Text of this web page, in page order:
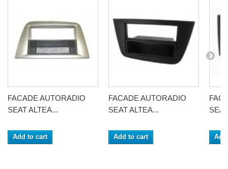
FACADE AUTORADIO
SEAT ALTEA...
Add to cart
FACADE AUTORADIO
SEAT ALTEA...
Add to cart